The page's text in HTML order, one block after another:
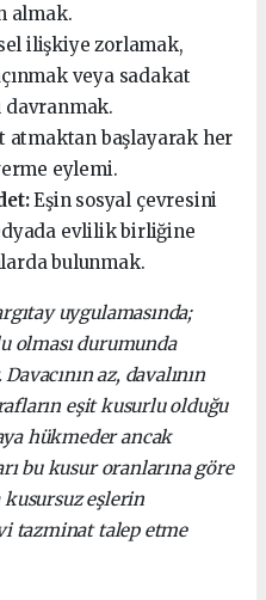
almak.
ilişkiye zorlamak,
veya sadakat
davranmak.
atmaktan başlayarak her
eylemi.
Eşin sosyal çevresini
evlilik birliğine
bulunmak.
uygulamasında;
olması durumunda
az, davalının
eşit kusurlu olduğu
hükmeder ancak
bu kusur oranlarına göre
eşlerin
tazminat talep etme